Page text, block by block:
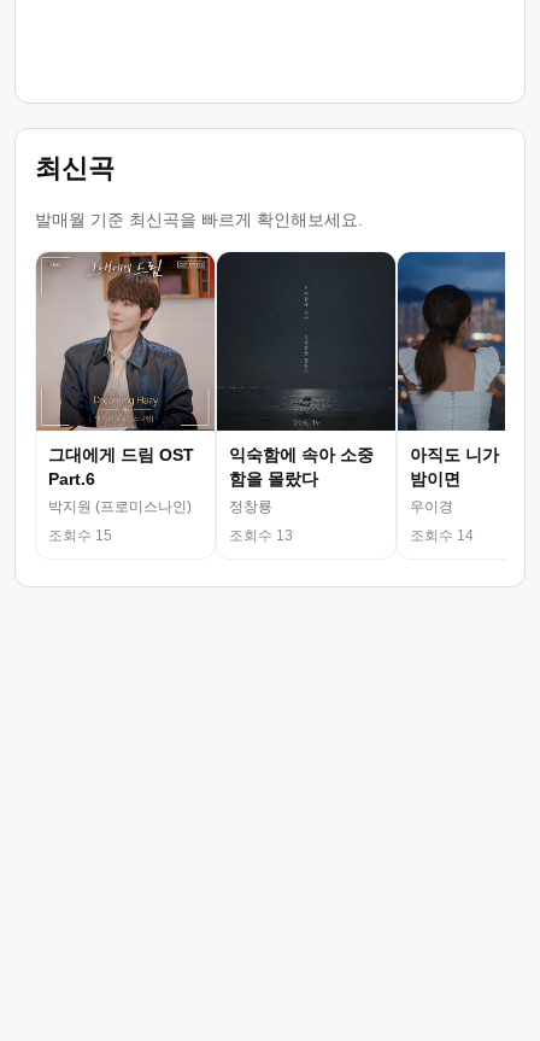
최신곡
발매월 기준 최신곡을 빠르게 확인해보세요.
그대에게 드림 OST
Part.6
박지원 (프로미스나인)
조회수 15
익숙함에 속아 소중
함을 몰랐다
정창룡
조회수 13
아직도 니가 그
밤이면
우이경
조회수 14